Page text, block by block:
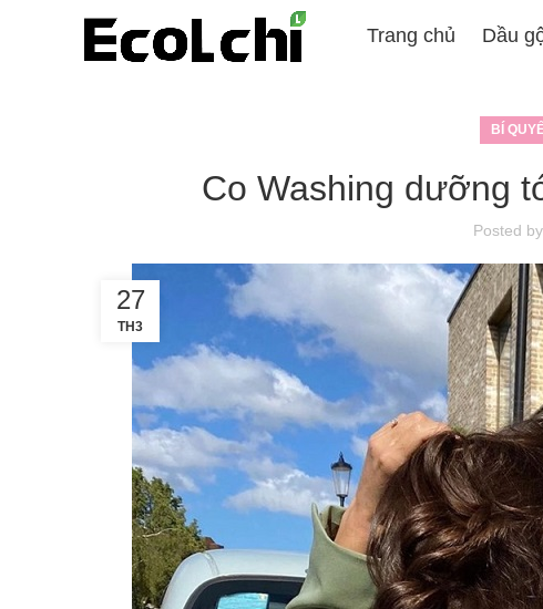
Trang chủ Dầu
BÍ
Co Washing dưỡng
Posted by
27
TH3